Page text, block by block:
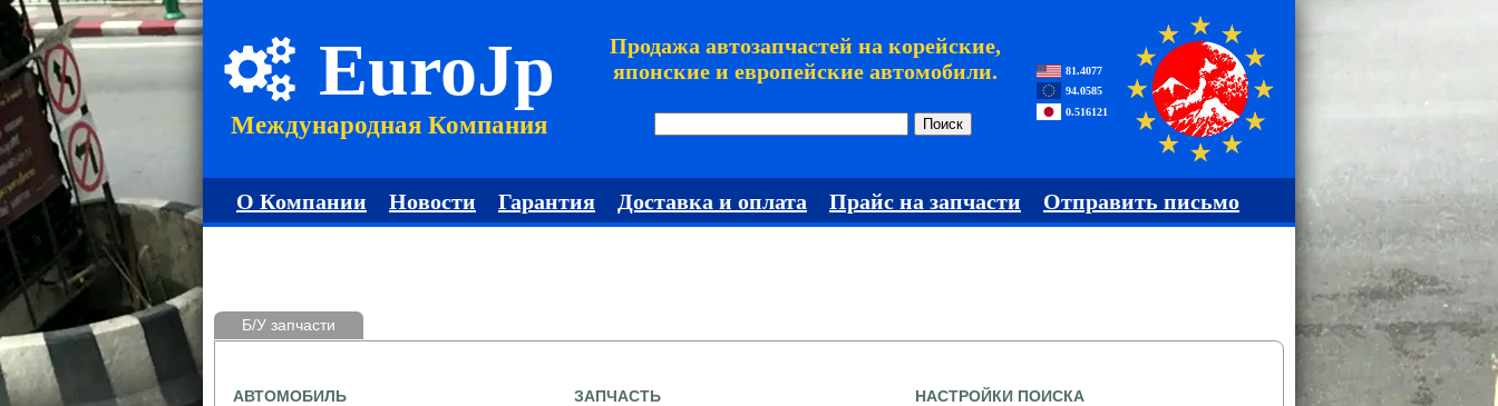
EuroJp
Международная Компания
Продажа автозапчастей на корейские,
японские и европейские автомобили.
81.4077
94.0585
0.516121
О Компании Новости Гарантия Доставка и оплата Прайс на запчасти Отправить письмо
Б/У запчасти
АВТОМОБИЛЬ ЗАПЧАСТЬ НАСТРОЙКИ ПОИСКА